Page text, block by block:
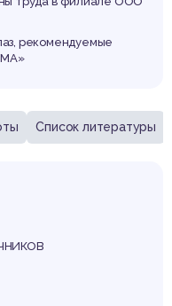
Список литературы
рекомендуемые